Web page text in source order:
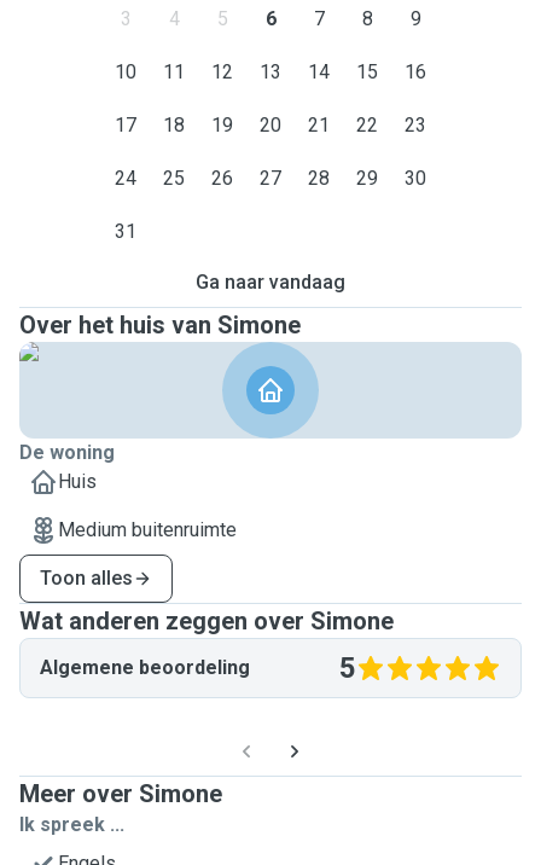
3 4 5 6 7 8 9
10 11 12 13 14 15 16
17 18 19 20 21 22 23
24 25 26 27 28 29 30
31
Ga naar vandaag
Over het huis van Simone
De woning
Huis
Medium buitenruimte
Toon alles
Wat anderen zeggen over Simone
Algemene beoordeling 5
Meer over Simone
Ik spreek ...